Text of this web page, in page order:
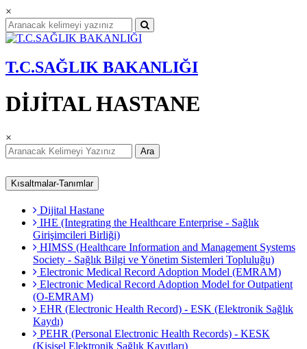
×
T.C.SAĞLIK BAKANLIĞI
DİJİTAL HASTANE
×
Ara
Kısaltmalar-Tanımlar
Dijital Hastane
IHE (Integrating the Healthcare Enterprise - Sağlık
Girişimcileri Birliği)
HIMSS (Healthcare Information and Management Systems
Society - Sağlık Bilgi ve Yönetim Sistemleri Topluluğu)
Electronic Medical Record Adoption Model (EMRAM)
Electronic Medical Record Adoption Model for Outpatient
(O-EMRAM)
EHR (Electronic Health Record) - ESK (Elektronik Sağlık
Kaydı)
PEHR (Personal Electronic Health Records) - KESK
(Kişisel Elektronik Sağlık Kayıtları)